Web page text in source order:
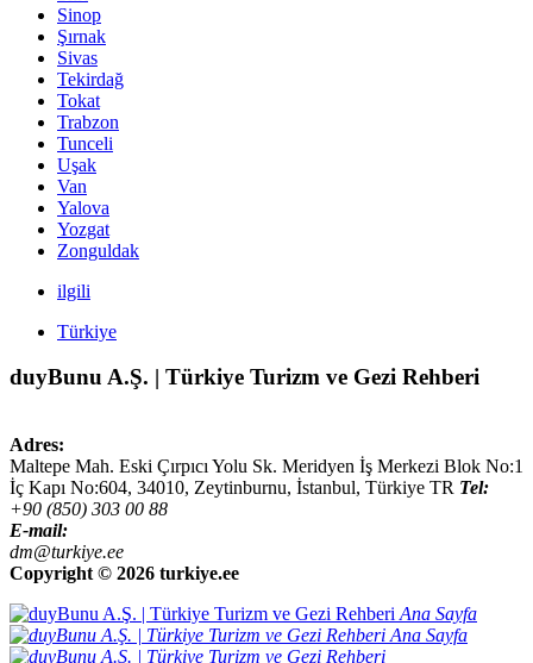
Sinop
Şırnak
Sivas
Tekirdağ
Tokat
Trabzon
Tunceli
Uşak
Van
Yalova
Yozgat
Zonguldak
ilgili
Türkiye
duyBunu A.Ş. | Türkiye Turizm ve Gezi Rehberi
Adres:
Maltepe Mah. Eski Çırpıcı Yolu Sk. Meridyen İş Merkezi Blok No:1
İç Kapı No:604, 34010, Zeytinburnu, İstanbul, Türkiye TR Tel:
+90 (850) 303 00 88
E-mail:
dm@turkiye.ee
Copyright © 2026 turkiye.ee
Ana Sayfa
Ana Sayfa